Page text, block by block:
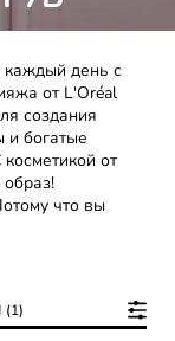
каждый день с
от L'Oréal
создания
и богатые
от
что вы